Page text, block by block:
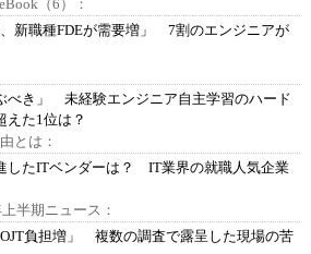
（6）：
、新職種FDEが需要増」 7割のエンジニアが
べき」 未経験エンジニア自主学習のハード
えた1位は？
とは：
したITベンダーは？ IT業界の就職人気企業
半期ニュース：
OJT負担増」 複数の調査で露呈した現場の苦